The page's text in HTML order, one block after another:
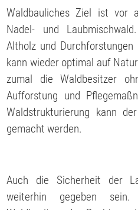
Waldbauliches Ziel ist vor
Nadel- und
Altholz und
kann wieder optimal auf
zumal die Waldbesitzer
Aufforstung und
Waldstrukturierung kann
gemacht werden.
Auch die Sicherheit der
weiterhin gegeben